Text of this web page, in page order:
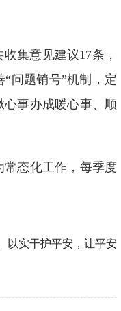
集意见建议17条，
问题销号”机制，定
事办成暖心事、顺
态化工作，每季度
以实干护平安，让平安